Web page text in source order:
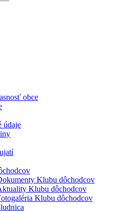
obce
údaje
Klubu dôchodcov
Klubu dôchodcov
Klubu dôchodcov